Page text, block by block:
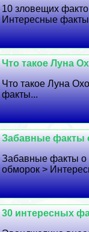
10 зловещих
Интересные
Что такое Луна
Что такое Луна
факты...
Забавные факты
Забавные факты о
обморок >
30 интересных